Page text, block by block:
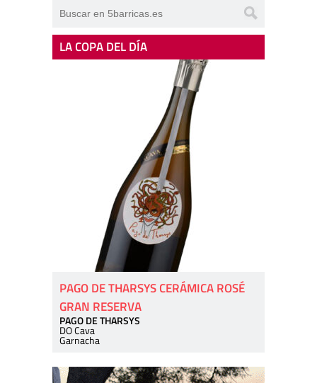
LA COPA DEL DÍA
PAGO DE THARSYS CERÁMICA ROSÉ
GRAN RESERVA
PAGO DE THARSYS
DO Cava
Garnacha